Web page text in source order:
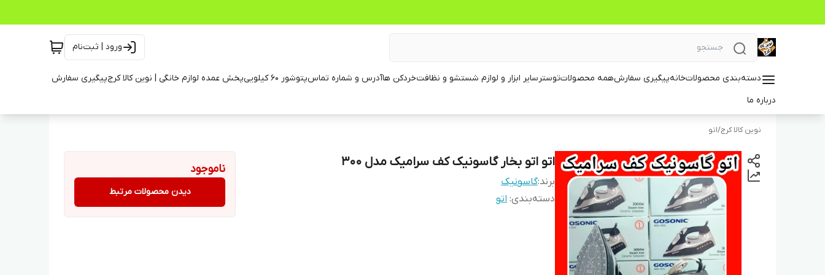
ورود | ثبت‌نام
دسته‌بندی محصولاتخانهپیگیری سفارشهمه محصولاتتوسترسایر ابزار و لوازم شستشو و نظافتخردکن هاآدرس و شماره تماسپتوشور ۶۰ کیلویی پخش عمده لوازم خانگی | نوین کالا کرجپیگیری سفارش
درباره ما
نوین کالا کرج/اتو
اتو اتو بخار گاسونیک کف سرامیک مدل 300
برند:گاسونیک
دسته‌بندی: اتو
ناموجود
دیدن محصولات مرتبط